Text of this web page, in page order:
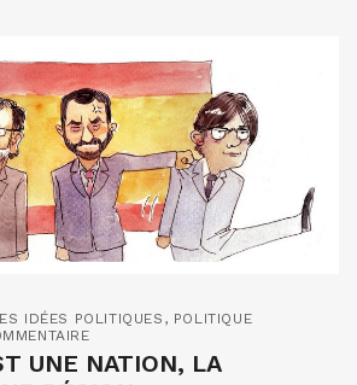
IDÉES POLITIQUES , POLITIQUE
UNE NATION, LA